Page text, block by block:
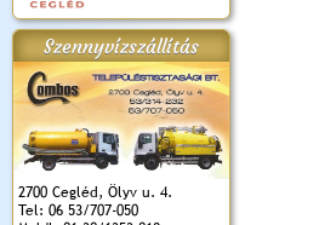
Szennyvízszállítás
2700 Cegléd, Ölyv u. 4.
Tel: 06 53/707-050
(2017. 08. 20.)